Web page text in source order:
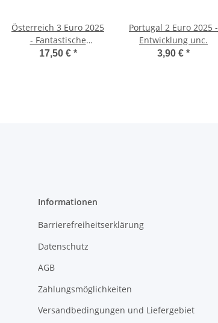
Österreich 3 Euro 2025
- Fantastische
Fabelwesen #1 - Der
17,50 € *
Portugal 2 Euro 2025 -
Entwicklung unc.
3,90 € *
Informationen
Barrierefreiheitserklärung
Datenschutz
AGB
Zahlungsmöglichkeiten
Versandbedingungen und Liefergebiet